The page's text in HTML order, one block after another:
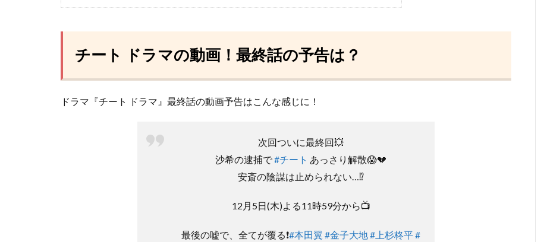
チート ドラマの動画！最終話の予告は？
ドラマ『チート ドラマ』最終話の動画予告はこんな感じに！
次回ついに最終回💥
沙希の逮捕で#チート あっさり解散😱💔
安斎の陰謀は止められない…⁉️
12月5日(木)よる11時59分から📺
最後の嘘で、全てが覆る❗#本田翼 #金子大地#上杉柊平#